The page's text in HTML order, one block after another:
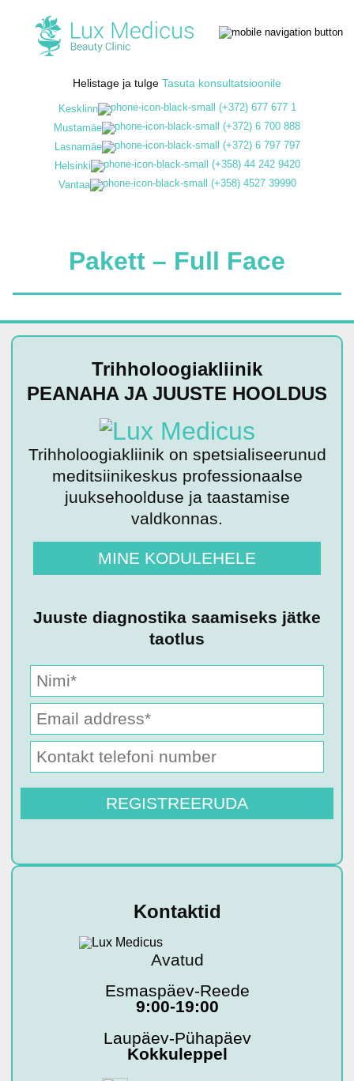
Helistage ja tulge Tasuta konsultatsioonile
Kesklinn
(+372) 677 677 1
Mustamäe
(+372) 6 700 888
Lasnamäe
(+372) 6 797 797
Helsinki
(+358) 44 242 9420
Vantaa
(+358) 4527 39990
Pakett – Full Face
Trihholoogiakliinik
PEANAHA JA JUUSTE HOOLDUS
Trihholoogiakliinik on spetsialiseerunud
meditsiinikeskus professionaalse
juuksehoolduse ja taastamise
valdkonnas.
MINE KODULEHELE
Juuste diagnostika saamiseks jätke
taotlus
Kontaktid
Avatud
Esmaspäev-Reede
9:00-19:00
Laupäev-Pühapäev
Kokkuleppel